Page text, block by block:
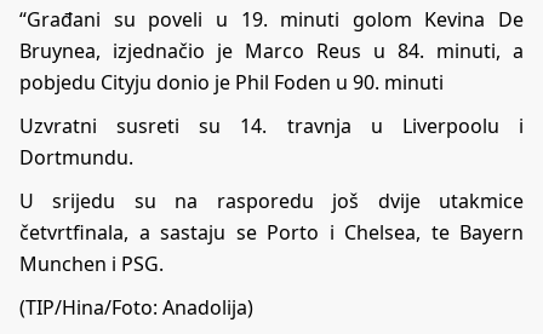
“Građani su poveli u 19. minuti golom Kevina De
Bruynea, izjednačio je Marco Reus u 84. minuti, a
pobjedu Cityju donio je Phil Foden u 90. minuti
Uzvratni susreti su 14. travnja u Liverpoolu i
Dortmundu.
U srijedu su na rasporedu još dvije utakmice
četvrtfinala, a sastaju se Porto i Chelsea, te Bayern
Munchen i PSG.
(TIP/Hina/Foto: Anadolija)